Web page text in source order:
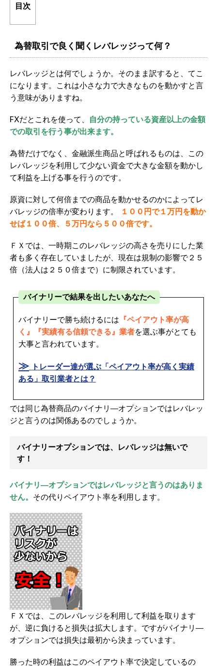
目次
為替取引で良く聞くレバレッジって何？
レバレッジとは何でしょうか。そのまま訳すると、てこ
になります。これは小さな力で大きなものを動かすと言
う意味がありますね。
FXだとこれを使って、 自分の持っている資産以上の金額
での取引を行う事が出来ます。
為替だけでなく、金融派生商品と呼ばれるものは、 この
レバレッジを利用して少ない資金で大きな金額を動かし
て利益を上げる事を行うのです。
原資に対して何倍までの商品を動かせるのかによってレ
バレッジの倍率が変わります。
１００円で１万円を動か
せば１００倍、５万円なら５００倍です。
ＦＸでは、一時期このレバレッジの高さを売りにした業
者も多く存在していましたが、現在は規制の影響で２５
倍（法人は２５０倍まで）に制限されています。
バイナリーで結果を出したいあなたへ
バイナリーで勝ち続けるには 『ペイアウト率が高
く』『実績有る信頼できる』業者を選ぶ事がとても
大事と言われています。
≫ トレーダー達が選ぶ「ペイアウト率が高く実績
ある」取引業者とは？
では同じ為替商品のバイナリ―オプションではレバレッ
ジと言うのは関係あるのでしょうか。
バイナリーオプションでは、レバレッジは無いで
す！
バイナリ―オプションではレバレッジと言うのはありま
せん。 その代りペイアウト率を利用します。
ＦＸでは、このレバレッジを利用して利益を取ります
が、逆に負けると損失は拡大します。ですがバイナリ―
オプションでは損失は最初から決まっています。
勝った時の利益はこのペイアウト率で決定しているの